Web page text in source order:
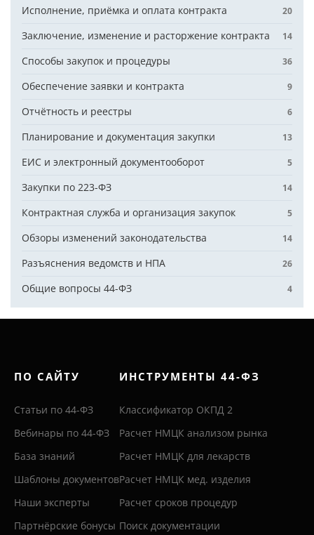
Исполнение, приёмка и оплата контракта 20
Заключение, изменение и расторжение контракта 14
Способы закупок и процедуры 36
Обеспечение заявки и контракта 9
Отчётность и реестры 6
Планирование и документация закупки 13
ЕИС и электронный документооборот 5
Закупки по 223-ФЗ 14
Контрактная служба и организация закупок 5
Обзоры изменений законодательства 14
Разъяснения ведомств и НПА 26
Общие вопросы 44-ФЗ 4
ПО САЙТУ
Статьи по 44-ФЗ
Вебинары по 44-ФЗ
База знаний
Шаблоны документов
Наши эксперты
Партнёрские бонусы
ИНСТРУМЕНТЫ 44-ФЗ
Классификатор ОКПД 2
Расчет НМЦК анализом рынка
Расчет НМЦК для лекарств
Расчет НМЦК мед. изделия
Расчет сроков процедур
Поиск документации